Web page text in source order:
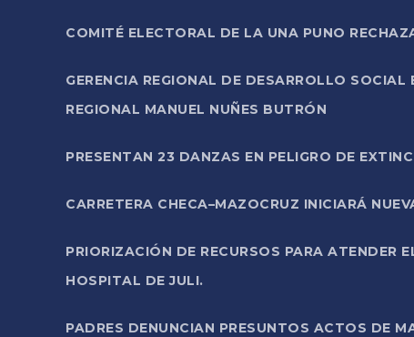
COMITÉ ELECTORAL DE LA UNA PUNO
GERENCIA REGIONAL DE DESARROLLO
REGIONAL MANUEL NUÑES BUTRÓN
PRESENTAN 23 DANZAS EN PELIGRO DE
CARRETERA CHECA–MAZOCRUZ INICIARÁ
PRIORIZACIÓN DE RECURSOS PARA ATENDER
HOSPITAL DE JULI.
PADRES DENUNCIAN PRESUNTOS ACTOS DE